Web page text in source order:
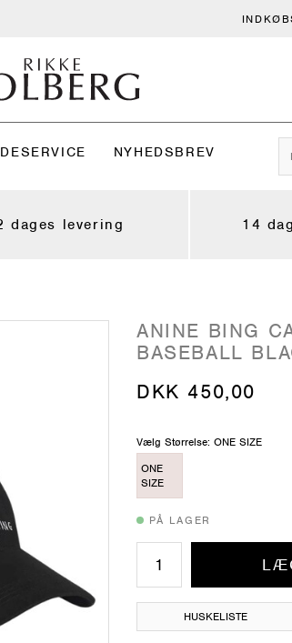
NYHEDSBREV
dages levering 14
ANINE BING
BASEBALL
DKK 450,00
Vælg Størrelse: ONE SIZE
ONE
SIZE
PÅ LAGER
HUSKELISTE